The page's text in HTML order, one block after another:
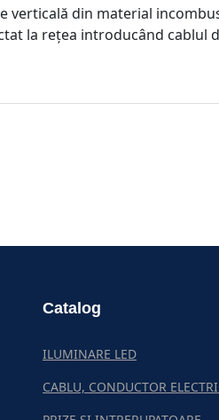
verticală din material
la rețea introducând cablul
Catalog
ILUMINARE LED
CABLU, CONDUCTOR